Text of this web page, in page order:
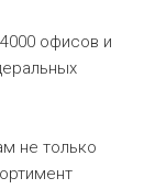
офисов и
не только